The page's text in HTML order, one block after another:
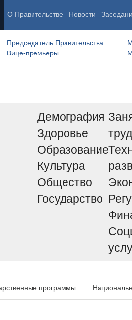
О Правительстве Новости
Председатель Правительства
Вице-премьеры
Демография
Здоровье
Образование
Культура
Общество
Государство
труд
программы